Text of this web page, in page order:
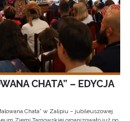
CHATA” – EDYCJA
Chata” w Zalipiu – jubileuszowej